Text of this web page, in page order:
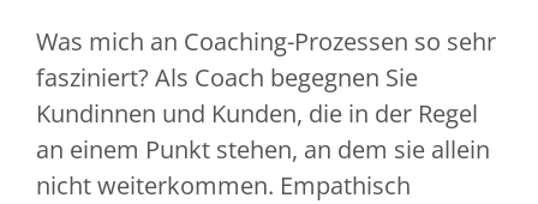
Was mich an Coaching-Prozessen so sehr
fasziniert? Als Coach begegnen Sie
Kundinnen und Kunden, die in der Regel
an einem Punkt stehen, an dem sie allein
nicht weiterkommen. Empathisch